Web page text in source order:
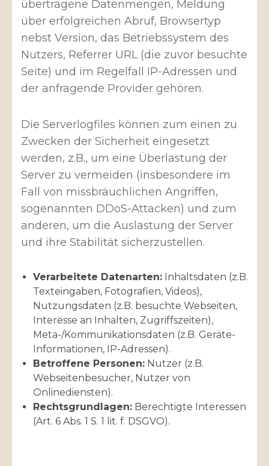
übertragene Datenmengen, Meldung
über erfolgreichen Abruf, Browsertyp
nebst Version, das Betriebssystem des
Nutzers, Referrer URL (die zuvor besuchte
Seite) und im Regelfall IP-Adressen und
der anfragende Provider gehören.
Die Serverlogfiles können zum einen zu
Zwecken der Sicherheit eingesetzt
werden, z.B., um eine Überlastung der
Server zu vermeiden (insbesondere im
Fall von missbräuchlichen Angriffen,
sogenannten DDoS-Attacken) und zum
anderen, um die Auslastung der Server
und ihre Stabilität sicherzustellen.
Verarbeitete Datenarten: Inhaltsdaten (z.B.
Texteingaben, Fotografien, Videos),
Nutzungsdaten (z.B. besuchte Webseiten,
Interesse an Inhalten, Zugriffszeiten),
Meta-/Kommunikationsdaten (z.B. Geräte-
Informationen, IP-Adressen).
Betroffene Personen: Nutzer (z.B.
Webseitenbesucher, Nutzer von
Onlinediensten).
Rechtsgrundlagen: Berechtigte Interessen
(Art. 6 Abs. 1 S. 1 lit. f. DSGVO).